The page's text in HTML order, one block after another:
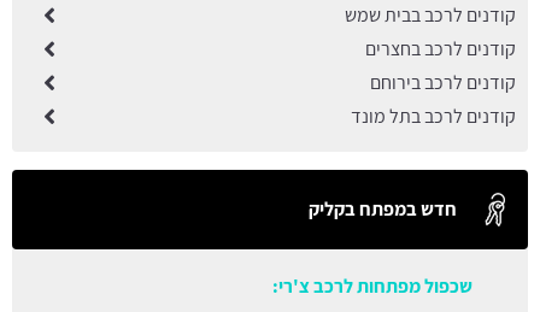
קודנים לרכב בבית שמש
קודנים לרכב בחצרים
קודנים לרכב בירוחם
קודנים לרכב בתל מונד
חדש במפתח בקליק
שכפול מפתחות לרכב צ'רי: